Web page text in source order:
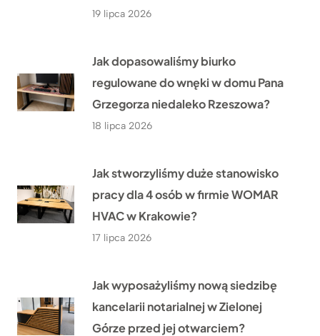
19 lipca 2026
Jak dopasowaliśmy biurko
regulowane do wnęki w domu Pana
Grzegorza niedaleko Rzeszowa?
18 lipca 2026
Jak stworzyliśmy duże stanowisko
pracy dla 4 osób w firmie WOMAR
HVAC w Krakowie?
17 lipca 2026
Jak wyposażyliśmy nową siedzibę
kancelarii notarialnej w Zielonej
Górze przed jej otwarciem?